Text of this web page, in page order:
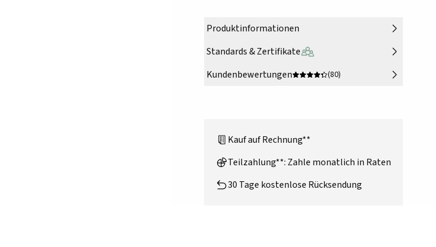
Produktinformationen
Standards & Zertifikate
Kundenbewertungen
(80)
Kauf auf Rechnung**
Teilzahlung**: Zahle monatlich in Raten
30 Tage kostenlose Rücksendung